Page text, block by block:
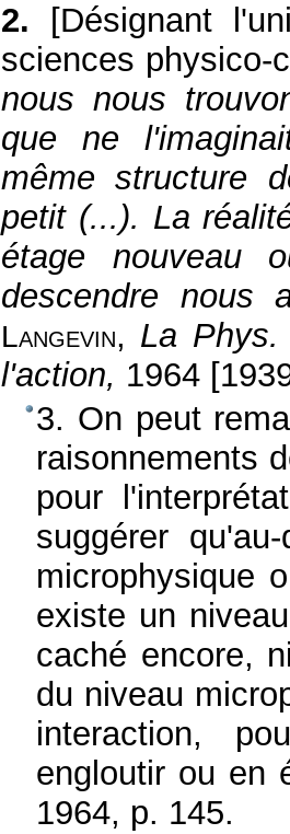
2.
[Désignant
sciences physico-
nous nous
que ne
même structure
petit (...). La
étage nouveau
descendre nous
Langevin, La Phys.
l'action, 1964
3. On peut
raisonnements
pour
suggérer
microphysique
existe un
caché encore,
du niveau
interaction,
engloutir ou en
1964, p. 145.